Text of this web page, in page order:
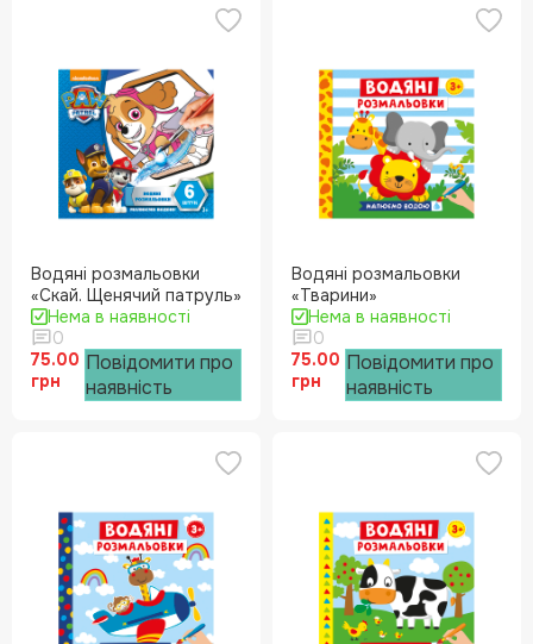
Водяні розмальовки
«Скай. Щенячий патруль»
Нема в наявності
0
75.00
грн
Повідомити про
наявність
Водяні розмальовки
«Тварини»
Нема в наявності
0
75.00
грн
Повідомити про
наявність